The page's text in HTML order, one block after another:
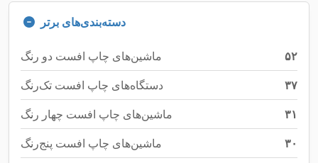
دسته‌بندی‌های برتر
ماشین‌های چاپ افست دو رنگ
۵۲
دستگاه‌های چاپ افست تک‌رنگ
۳۷
ماشین‌های چاپ افست چهار رنگ
۳۱
ماشین‌های چاپ افست پنج‌رنگ
۳۰